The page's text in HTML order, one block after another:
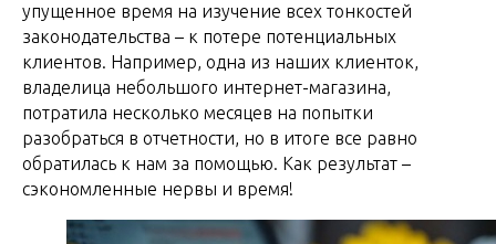
упущенное время на изучение всех тонкостей
законодательства – к потере потенциальных
клиентов. Например, одна из наших клиенток,
владелица небольшого интернет-магазина,
потратила несколько месяцев на попытки
разобраться в отчетности, но в итоге все равно
обратилась к нам за помощью. Как результат –
сэкономленные нервы и время!